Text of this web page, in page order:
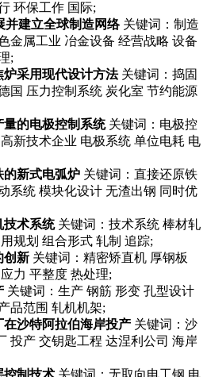
环保工作 国际;
并建立全球制造网络 关键词：制造
金属工业 冶金设备 经营战略 设备
;
采用现代设计方法 关键词：捣固
国 压力控制系统 炭化室 节约能源
的电极控制系统 关键词：电极控
新技术企业 电极系统 单位电耗 电
的新式电弧炉 关键词：直接还原铁
系统 模块化设计 无渣出钢 同时优
技术系统 关键词：技术系统 棒材轧
规划 组合形式 轧制 追踪;
创新 关键词：精密矫直机 厚钢板
力 平整度 热处理;
关键词：生产 钢筋 形变 孔型设计
品范围 轧机机架;
沙特阿拉伯海岸投产 关键词：沙
投产 交钥匙工程 达涅利公司 海岸